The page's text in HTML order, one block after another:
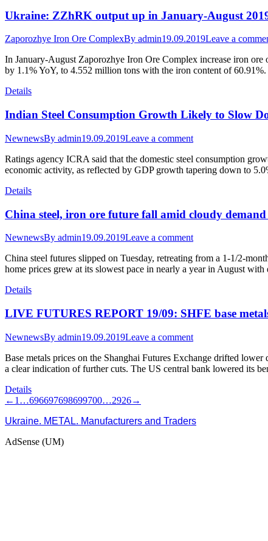
Ukraine: ZZhRK output up in January-August
Zaporozhye Iron Ore ComplexBy admin19.09.2019Leave a
In January-August Zaporozhye Iron Ore Complex increase iron
by 1.1% YoY, to 4.552 million tons with the iron content of
Details
Indian Steel Consumption Growth Likely to Slow
NewnewsBy admin19.09.2019Leave a comment
Ratings agency ICRA said that the domestic steel consumption
economic activity, as reflected by GDP growth tapering down to
Details
China steel, iron ore future fall amid cloudy
NewnewsBy admin19.09.2019Leave a comment
China steel futures slipped on Tuesday, retreating from a 1-1/2-
home prices grew at its slowest pace in nearly a year in August
Details
LIVE FUTURES REPORT 19/09: SHFE base
NewnewsBy admin19.09.2019Leave a comment
Base metals prices on the Shanghai Futures Exchange drifted
a clear indication of further cuts. The US central bank lowered its
Details
← 1 …696697698699700…2926→
Ukraine. METAL. Manufacturers and Traders
AdSense (UM)